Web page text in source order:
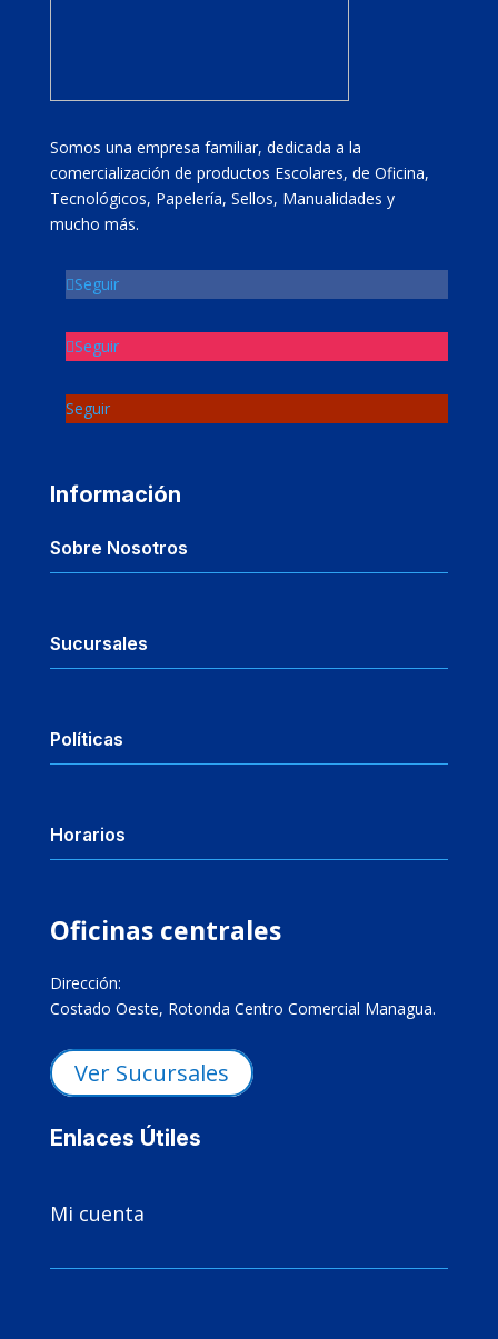
Somos una empresa familiar, dedicada a la
comercialización de productos Escolares, de Oficina,
Tecnológicos, Papelería, Sellos, Manualidades y
mucho más.
Seguir
Seguir
Seguir
Información
Sobre Nosotros
Sucursales
Políticas
Horarios
Oficinas centrales
Dirección:
Costado Oeste, Rotonda Centro Comercial Managua.
Ver Sucursales
Enlaces Útiles
Mi cuenta